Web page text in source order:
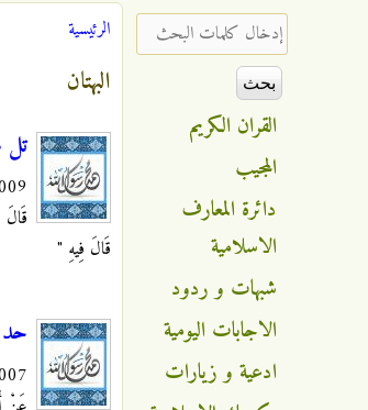
الإشعاع
الإسلامي أنت هنا
الرئيسية
البهتان
تل
قَالَ فِيهِ "
حد
‏إدخال كلمات البحث ‏
القران الكريم
المجيب
دائرة المعارف
الاسلامية
شبهات و ردود
الاجابات اليومية
ادعية و زيارات